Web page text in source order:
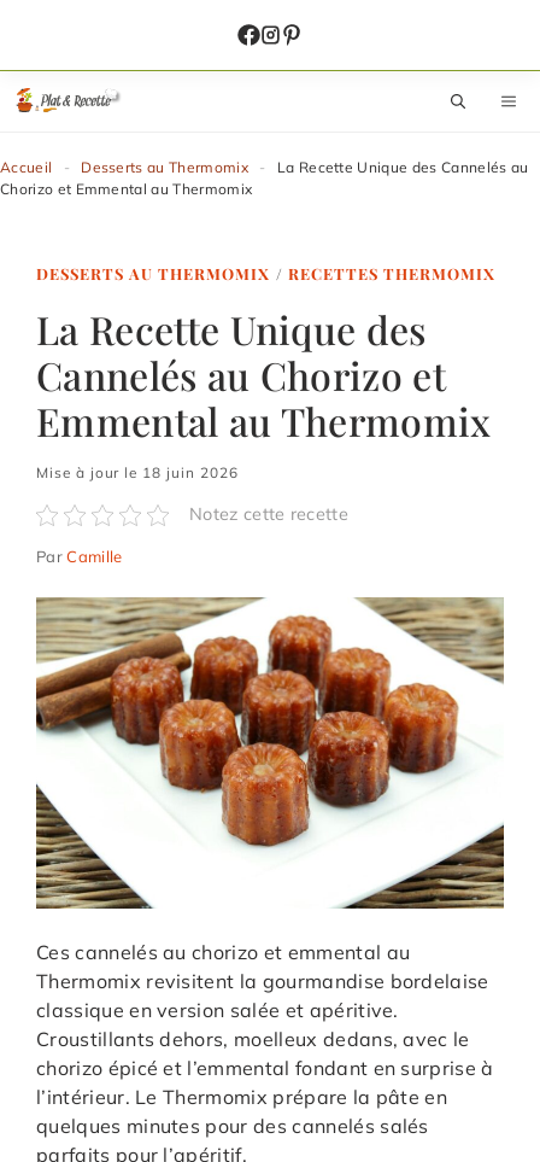
contenu
Accueil - Desserts au Thermomix -
La Recette Unique des Cannelés au
Chorizo et Emmental au Thermomix
DESSERTS AU THERMOMIX / RECETTES THERMOMIX
La Recette Unique des
Cannelés au Chorizo et
Emmental au Thermomix
Mise à jour le 18 juin 2026
Notez cette recette
ParCamille
Ces cannelés au chorizo et emmental au
Thermomix revisitent la gourmandise bordelaise
classique en version salée et apéritive.
Croustillants dehors, moelleux dedans, avec le
chorizo épicé et l’emmental fondant en surprise à
l’intérieur. Le Thermomix prépare la pâte en
quelques minutes pour des cannelés salés
parfaits pour l’apéritif.